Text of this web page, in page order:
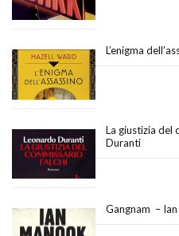
L’enigma
La giustizia del
Duranti
Gangnam –